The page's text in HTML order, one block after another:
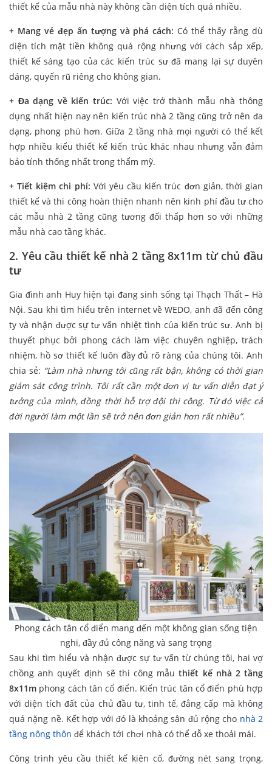
thiết kế của mẫu nhà này không cần diện tích quá nhiều.
+ Mang vẻ đẹp ấn tượng và phá cách: Có thể thấy rằng dù
diện tích mặt tiền không quá rộng nhưng với cách sắp xếp,
thiết kế sáng tạo của các kiến trúc sư đã mang lại sự duyên
dáng, quyến rũ riêng cho không gian.
+ Đa dạng về kiến trúc: Với việc trở thành mẫu nhà thông
dụng nhất hiện nay nên kiến trúc nhà 2 tầng cũng trở nên đa
dạng, phong phú hơn. Giữa 2 tầng nhà mọi người có thể kết
hợp nhiều kiểu thiết kế kiến trúc khác nhau nhưng vẫn đảm
bảo tính thống nhất trong thẩm mỹ.
+ Tiết kiệm chi phí: Với yêu cầu kiến trúc đơn giản, thời gian
thiết kế và thi công hoàn thiện nhanh nên kinh phí đầu tư cho
các mẫu nhà 2 tầng cũng tương đối thấp hơn so với những
mẫu nhà cao tầng khác.
2. Yêu cầu thiết kế nhà 2 tầng 8x11m từ chủ đầu
tư
Gia đình anh Huy hiện tại đang sinh sống tại Thạch Thất – Hà
Nội. Sau khi tìm hiểu trên internet về WEDO, anh đã đến công
ty và nhận được sự tư vấn nhiệt tình của kiến trúc sư. Anh bị
thuyết phục bởi phong cách làm việc chuyên nghiệp, trách
nhiệm, hồ sơ thiết kế luôn đầy đủ rõ ràng của chúng tôi. Anh
chia sẻ: “Làm nhà nhưng tôi cũng rất bận, không có thời gian
giám sát công trình. Tôi rất cần một đơn vị tư vấn diễn đạt ý
tưởng của mình, đồng thời hỗ trợ đội thi công. Từ đó việc cả
đời người làm một lần sẽ trở nên đơn giản hơn rất nhiều”.
Phong cách tân cổ điển mang đến một không gian sống tiện
nghi, đầy đủ công năng và sang trọng
Sau khi tìm hiểu và nhận được sự tư vấn từ chúng tôi, hai vợ
chồng anh quyết định sẽ thi công mẫuthiết kế nhà 2 tầng
8x11m phong cách tân cổ điển. Kiến trúc tân cổ điển phù hợp
với diện tích đất của chủ đầu tư, tinh tế, đẳng cấp mà không
quá nặng nề. Kết hợp với đó là khoảng sân đủ rộng cho nhà 2
tầng nông thôn để khách tới chơi nhà có thể đỗ xe thoải mái.
Công trình yêu cầu thiết kế kiên cố, đường nét sang trọng,